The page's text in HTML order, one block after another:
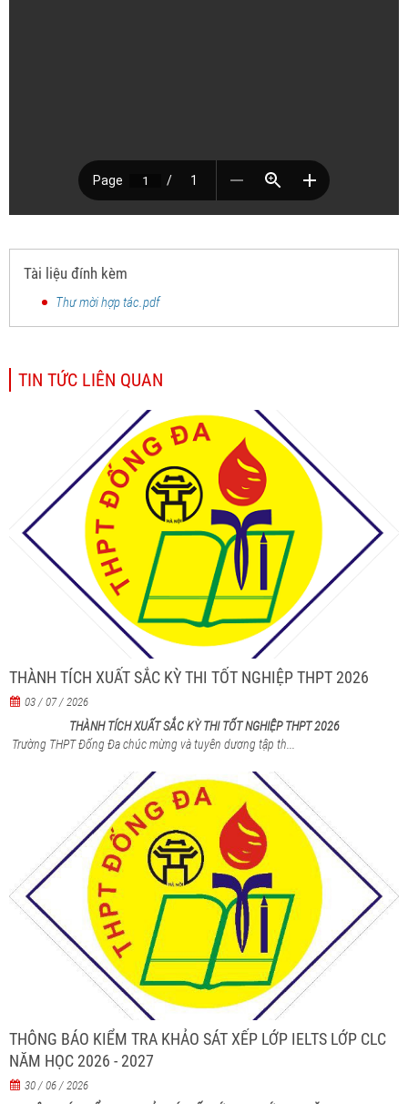
Tài liệu đính kèm
Thư mời hợp tác.pdf
TIN TỨC LIÊN QUAN
THÀNH TÍCH XUẤT SẮC KỲ THI TỐT NGHIỆP THPT 2026
03 / 07 / 2026
THÀNH TÍCH XUẤT SẮC KỲ THI TỐT NGHIỆP THPT 2026
Trường THPT Đống Đa chúc mừng và tuyên dương tập th...
THÔNG BÁO KIỂM TRA KHẢO SÁT XẾP LỚP IELTS LỚP CLC
NĂM HỌC 2026 - 2027
30 / 06 / 2026